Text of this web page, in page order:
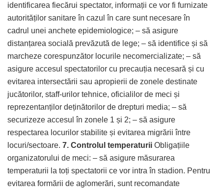
identificarea fiecărui spectator, informații ce vor fi furnizate
autorităților sanitare în cazul în care sunt necesare în
cadrul unei anchete epidemiologice; – să asigure
distanțarea socială prevăzută de lege; – să identifice și să
marcheze corespunzător locurile necomercializate; – să
asigure accesul spectatorilor cu precauția necesară și cu
evitarea intersectării sau apropierii de zonele destinate
jucătorilor, staff-urilor tehnice, oficialilor de meci și
reprezentanților deținătorilor de drepturi media; – să
securizeze accesul în zonele 1 și 2; – să asigure
respectarea locurilor stabilite și evitarea migrării între
locuri/sectoare. 7. Controlul temperaturii Obligațiile
organizatorului de meci: – să asigure măsurarea
temperaturii la toți spectatorii ce vor intra în stadion. Pentru
evitarea formării de aglomerări, sunt recomandate